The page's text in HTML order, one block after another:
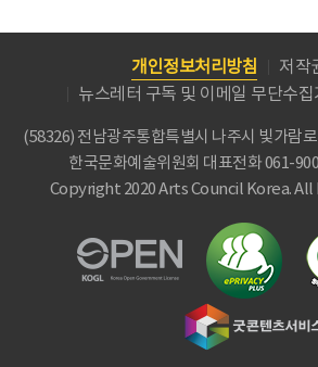
개인정보처리방침
저작
뉴스레터 구독 및 이메일 무단수집
(58326) 전남광주통합특별시 나주시 빛가람
한국문화예술위원회 대표전화 061-
Copyright 2020 Arts Council Korea.